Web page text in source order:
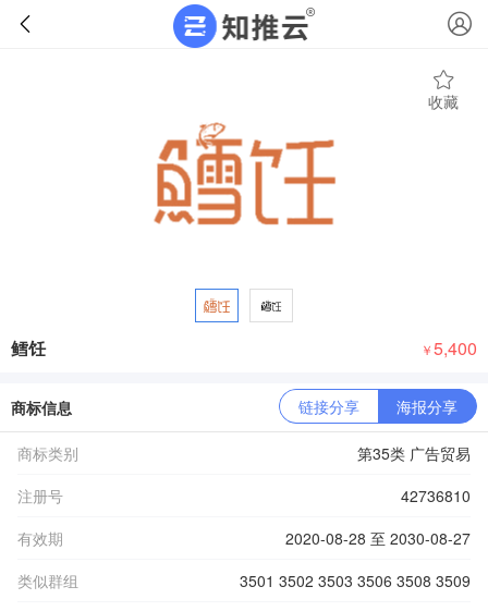
收藏
鳕饪 ￥5,400
商标信息 链接分享 海报分享
商标类别
第35类 广告贸易
注册号
42736810
有效期
2020-08-28 至 2030-08-27
类似群组
3501 3502 3503 3506 3508 3509